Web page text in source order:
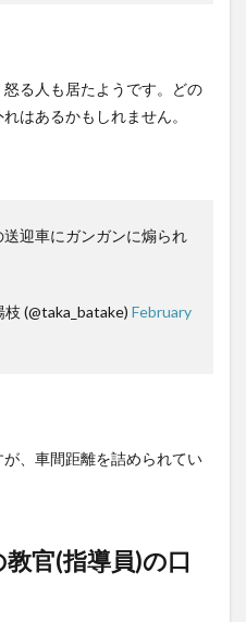
る人も居たようです。どの
はあるかもしれません。
迎車にガンガンに煽られ
(@taka_batake) February
、車間距離を詰められてい
官(指導員)の口